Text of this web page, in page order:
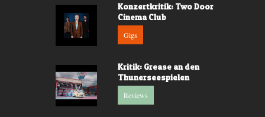
Konzertkritik: Two Door
Cinema Club
Gigs
Kritik: Grease an den
Thunerseespielen
Reviews